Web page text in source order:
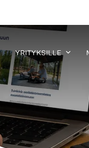
YRITYKSILLE